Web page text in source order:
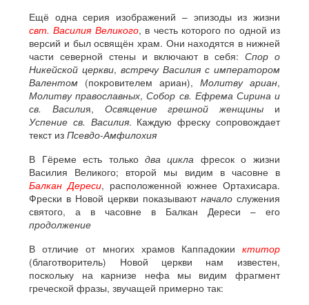
Ещё одна серия изображений – эпизоды из жизни
свт. Василия Великого, в честь которого по одной из
версий и был освящён храм. Они находятся в нижней
части северной стены и включают в себя:Спор о
Никейской церкви, встречу Василия с императором
Валентом (покровителем ариан), Молитву ариан,
Молитву православных,Собор св. Ефрема Сирина и
св. Василия, Освящение грешной женщины и
Успение св. Василия. Каждую фреску сопровождает
текст изПсевдо-Амфилохия
В Гёреме есть только два цикла фресок о жизни
Василия Великого; второй мы видим в часовне в
Балкан Дереси, расположенной южнее Ортахисара.
Фрески в Новой церкви показываютначалослужения
святого, а в часовне в Балкан Дереси – его
продолжение
В отличие от многих храмов Каппадокии ктитор
(благотворитель) Новой церкви нам известен,
поскольку на карнизе нефа мы видим фрагмент
греческой фразы, звучащей примерно так: